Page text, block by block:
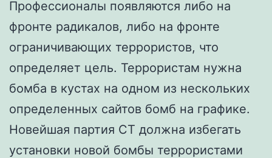
Профессионалы появляются либо на
фронте радикалов, либо на фронте
ограничивающих террористов, что
определяет цель. Террористам нужна
бомба в кустах на одном из нескольких
определенных сайтов бомб на графике.
Новейшая партия CT должна избегать
установки новой бомбы террористами